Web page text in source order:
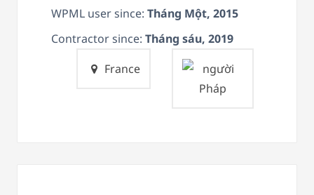
WPML user since: Tháng Một, 2015
Contractor since: Tháng sáu, 2019
France